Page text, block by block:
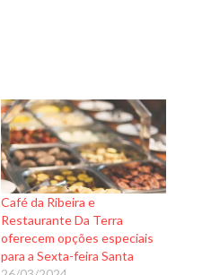
Café da Ribeira e
Restaurante Da Terra
oferecem opções especiais
para a Sexta-feira Santa